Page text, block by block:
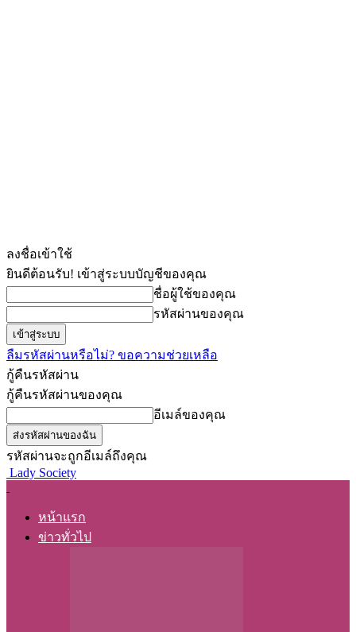
ลงชื่อเข้าใช้
ยินดีต้อนรับ! เข้าสู่ระบบบัญชีของคุณ
ชื่อผู้ใช้ของคุณ
รหัสผ่านของคุณ
ลืมรหัสผ่านหรือไม่? ขอความช่วยเหลือ
กู้คืนรหัสผ่าน
กู้คืนรหัสผ่านของคุณ
อีเมล์ของคุณ
รหัสผ่านจะถูกอีเมล์ถึงคุณ
Lady Society
หน้าแรก
ข่าวทั่วไป